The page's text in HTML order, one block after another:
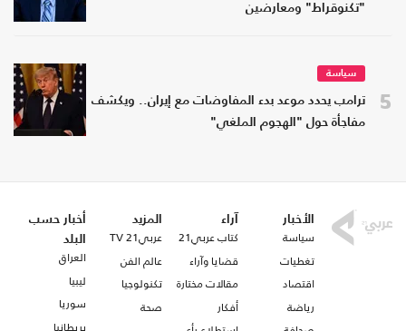
"تكنوقراط" ومعارضين
5
سياسة
ترامب يحدد موعد بدء المفاوضات مع إيران.. ويكشف
مفاجأة حول "الهجوم الملغي"
الأخبار
سياسة
تغطيات
اقتصاد
رياضة
آراء
كتاب عربي21
قضايا وآراء
مقالات مختارة
أفكار
المزيد
عربي21 TV
عالم الفن
تكنولوجيا
صحة
أخبار حسب
البلد
العراق
ليبيا
سوريا
بريطانيا